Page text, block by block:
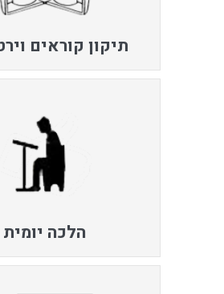
תיקון קוראים
הלכה יומית